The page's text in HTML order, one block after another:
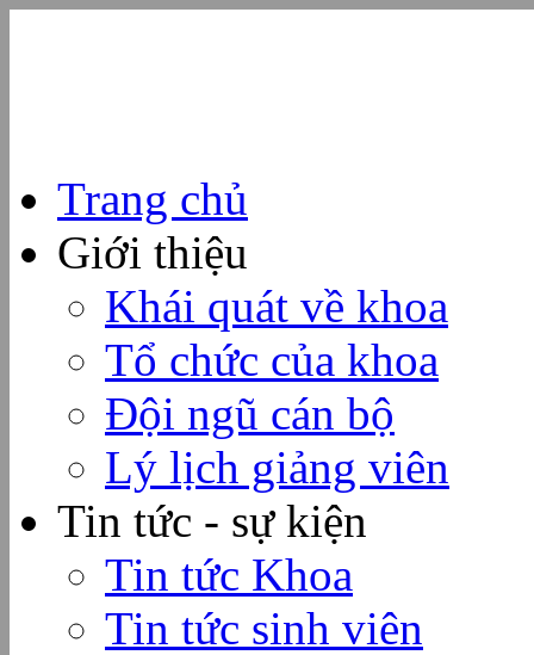
Trang chủ
Giới thiệu
Khái quát về khoa
Tổ chức của khoa
Đội ngũ cán bộ
Lý lịch giảng viên
Tin tức - sự kiện
Tin tức Khoa
Tin tức sinh viên